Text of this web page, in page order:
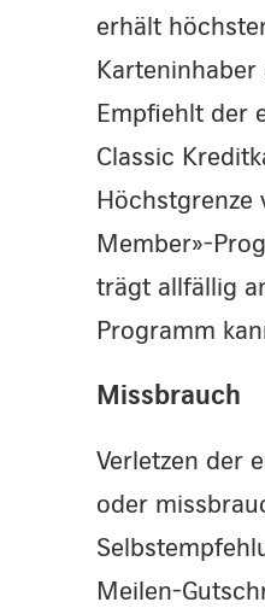
erhält
Empfiehlt der
Classic
Member»-
trägt allfällig
Programm
Missbrauch
Verletzen der
oder
Meilen-